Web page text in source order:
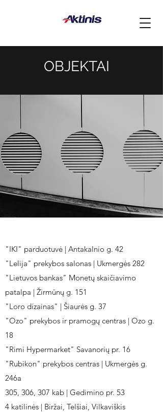
OBJEKTAI
"IKI" parduotuvė | Antakalnio g. 42
"Lelija" prekybos salonas | Ukmergės 282
"Lietuvos bankas" Monetų skaičiavimo
patalpa | Žirmūnų g. 151
"Loro dizainas" | Šiaurės g. 37
"Ozo" prekybos ir pramogų centras | Ozo g.
18
"Rimi Hypermarket" Savanorių pr. 16
"Rubikon" prekybos centras | Ukmergės g.
246a
305, 306, 307 kab | Gedimino pr. 53
4 katilinės | Biržai, Telšiai, Vilkaviškis